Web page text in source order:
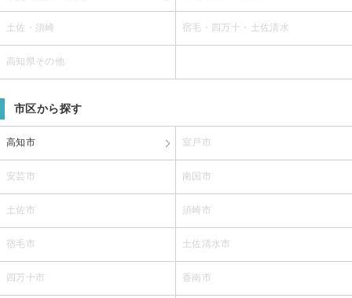
土佐・須崎 宿毛・四万十・土佐清水
高知県その他
市区から探す
高知市 室戸市
安芸市 南国市
土佐市 須崎市
宿毛市 土佐清水市
四万十市 香南市